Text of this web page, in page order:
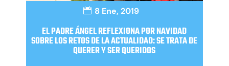
8 Ene, 2019
EL PADRE ÁNGEL REFLEXIONA POR NAVIDAD
SOBRE LOS RETOS DE LA ACTUALIDAD: SE TRATA DE
QUERER Y SER QUERIDOS